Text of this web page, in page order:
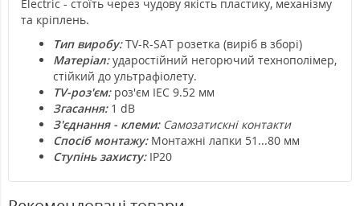
Electric - стоїть через чудову якість пластику, механізму
та кріплень.
Тип виробу:TV-R-SAT розетка (виріб в зборі)
Матеріал:ударостійний негорючий технополімер,
стійкий до ультрафіолету.
TV-роз'єм: роз'єм IEC 9.52 мм
Згасання: 1 dB
З'єднання - клеми: Самозатискні контакти
Спосіб монтажу: Монтажні лапки 51...80 мм
Ступінь захисту: IP20